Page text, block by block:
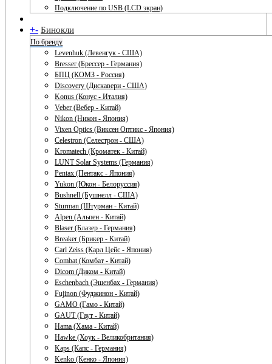
Подключение по USB (LCD экран)
+- Бинокли
По бренду
Levenhuk (Левенгук - США)
Bresser (Брессер - Германия)
БПЦ (КОМЗ - Россия)
Discovery (Дискавери - США)
Konus (Конус - Италия)
Veber (Вебер - Китай)
Nikon (Никон - Япония)
Vixen Optics (Виксен Оптикс - Япония)
Celestron (Селестрон - США)
Kromatech (Кроматек - Китай)
LUNT Solar Systems (Германия)
Pentax (Пентакс - Япония)
Yukon (Юкон - Белоруссия)
Bushnell (Бушнелл - США)
Sturman (Штурман - Китай)
Alpen (Альпен - Китай)
Blaser (Блазер - Германия)
Breaker (Брикер - Китай)
Carl Zeiss (Карл Цейс - Япония)
Combat (Комбат - Китай)
Dicom (Диком - Китай)
Eschenbach (Эшенбах - Германия)
Fujinon (Фуджинон - Китай)
GAMO (Гамо - Китай)
GAUT (Гаут - Китай)
Hama (Хама - Китай)
Hawke (Хоук - Великобритания)
Kaps (Капс - Германия)
Kenko (Кенко - Япония)